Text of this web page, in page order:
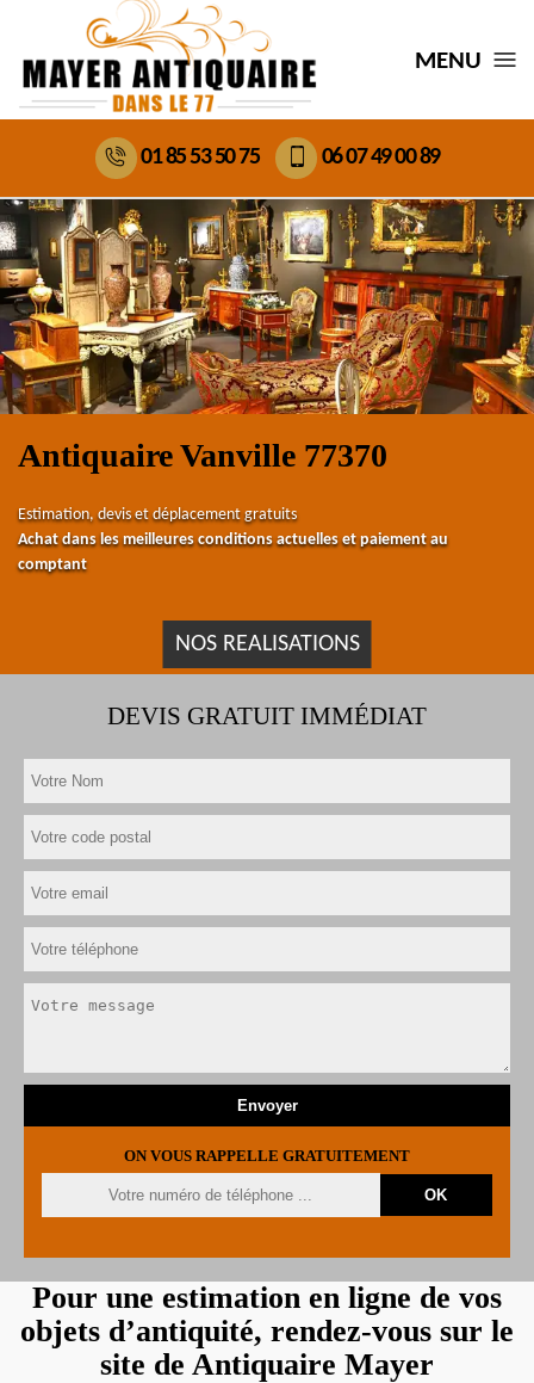
MENU
01 85 53 50 75 06 07 49 00 89
Antiquaire Vanville 77370
Estimation, devis et déplacement gratuits
Achat dans les meilleures conditions actuelles et paiement au
comptant
NOS REALISATIONS
DEVIS GRATUIT IMMÉDIAT
ON VOUS RAPPELLE GRATUITEMENT
Pour une estimation en ligne de vos
objets d’antiquité, rendez-vous sur le
site de Antiquaire Mayer